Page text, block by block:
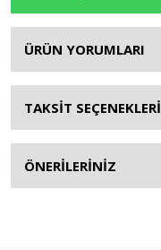
ÜRÜN YORUMLARI
TAKSİT SEÇENEKLERİ
ÖNERİLERİNİZ